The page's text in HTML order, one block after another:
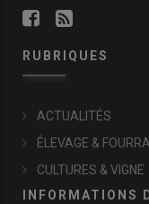
RUBRIQUES
ACTUALITÉS
ÉLEVAGE &
CULTURES & VIGNE
INFORMATIONS